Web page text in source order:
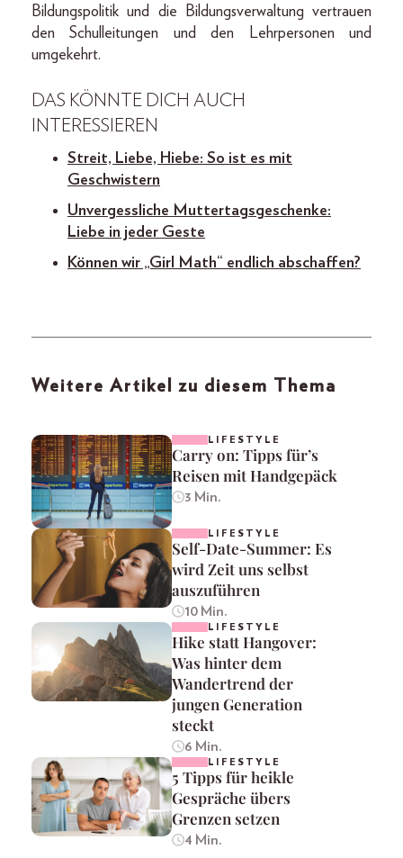
Bildungspolitik und die Bildungsverwaltung vertrauen
den Schulleitungen und den Lehrpersonen und
umgekehrt.
DAS KÖNNTE DICH AUCH
INTERESSIEREN
Streit, Liebe, Hiebe: So ist es mit
Geschwistern
Unvergessliche Muttertagsgeschenke:
Liebe in jeder Geste
Können wir „Girl Math“ endlich abschaffen?
Weitere Artikel zu diesem Thema
LIFESTYLE
Carry on: Tipps für’s
Reisen mit Handgepäck
3 Min.
LIFESTYLE
Self-Date-Summer: Es
wird Zeit uns selbst
auszuführen
10 Min.
LIFESTYLE
Hike statt Hangover:
Was hinter dem
Wandertrend der
jungen Generation
steckt
6 Min.
LIFESTYLE
5 Tipps für heikle
Gespräche übers
Grenzen setzen
4 Min.